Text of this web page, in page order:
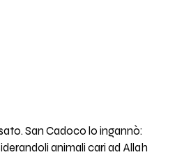
San Cadoco lo ingannò:
animali cari ad Allah